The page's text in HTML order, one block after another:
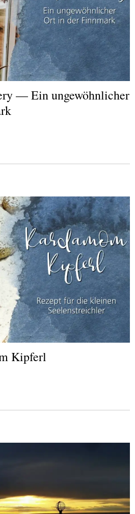
— Ein ungewöhnlicher
Kipferl